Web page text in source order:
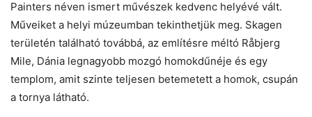
Painters néven ismert művészek kedvenc helyévé vált.
Műveiket a helyi múzeumban tekinthetjük meg. Skagen
területén található továbbá, az említésre méltó Råbjerg
Mile, Dánia legnagyobb mozgó homokdűnéje és egy
templom, amit szinte teljesen betemetett a homok, csupán
a tornya látható.